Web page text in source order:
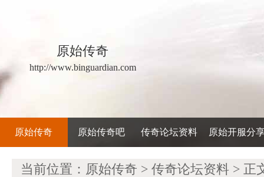
原始传奇
http://www.binguardian.com
原始传奇 原始传奇吧 传奇论坛资料 原始开服分
当前位置： 原始传奇 > 传奇论坛资料 > 正